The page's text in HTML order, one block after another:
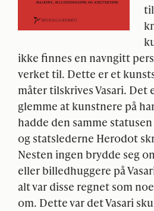
ikke finnes en navngitt
verket til. Dette er et
måter tilskrives Vasari. Det
glemme at kunstnere på
hadde den samme
og statslederne Herodot
Nesten ingen brydde seg
eller billedhuggere på
alt var disse regnet som
om. Dette var det Vasari